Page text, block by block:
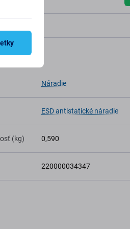
Náradie
ESD antistatické náradie
(kg) 0,590
220000034347